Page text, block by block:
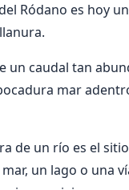
Ródano es hoy
un caudal tan
mar
de un río es el
un lago o una